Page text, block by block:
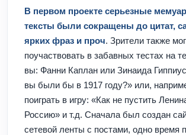
В первом проекте серьезные
тексты были сокращены до цитат,
ярких фраз и проч. Зрители также
поучаствовать в забавных тестах на
вы: Фанни Каплан или Зинаида
вы были бы в 1917 году?» или,
поиграть в игру: «Как не пустить
Россию» и т.д. Сначала был создан
сетевой ленты с постами, одно время